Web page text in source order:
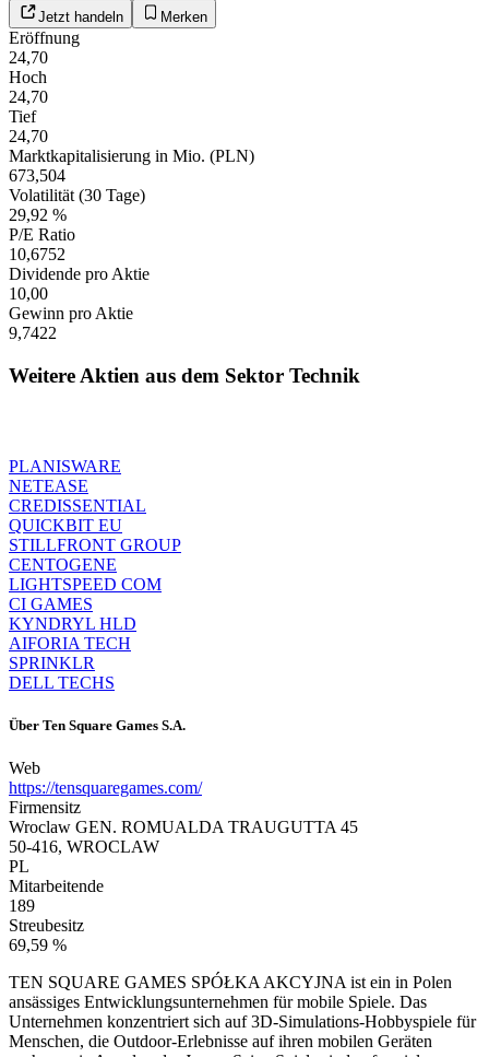
Jetzt handeln Merken
Eröffnung
24,70
Hoch
24,70
Tief
24,70
Marktkapitalisierung in Mio. (PLN)
673,504
Volatilität (30 Tage)
29,92 %
P/E Ratio
10,6752
Dividende pro Aktie
10,00
Gewinn pro Aktie
9,7422
Weitere Aktien aus dem Sektor Technik
PLANISWARE
NETEASE
CREDISSENTIAL
QUICKBIT EU
STILLFRONT GROUP
CENTOGENE
LIGHTSPEED COM
CI GAMES
KYNDRYL HLD
AIFORIA TECH
SPRINKLR
DELL TECHS
Über Ten Square Games S.A.
Web
https://tensquaregames.com/
Firmensitz
Wroclaw GEN. ROMUALDA TRAUGUTTA 45
50-416, WROCLAW
PL
Mitarbeitende
189
Streubesitz
69,59 %
TEN SQUARE GAMES SPÓŁKA AKCYJNA ist ein in Polen
ansässiges Entwicklungsunternehmen für mobile Spiele. Das
Unternehmen konzentriert sich auf 3D-Simulations-Hobbyspiele für
Menschen, die Outdoor-Erlebnisse auf ihren mobilen Geräten